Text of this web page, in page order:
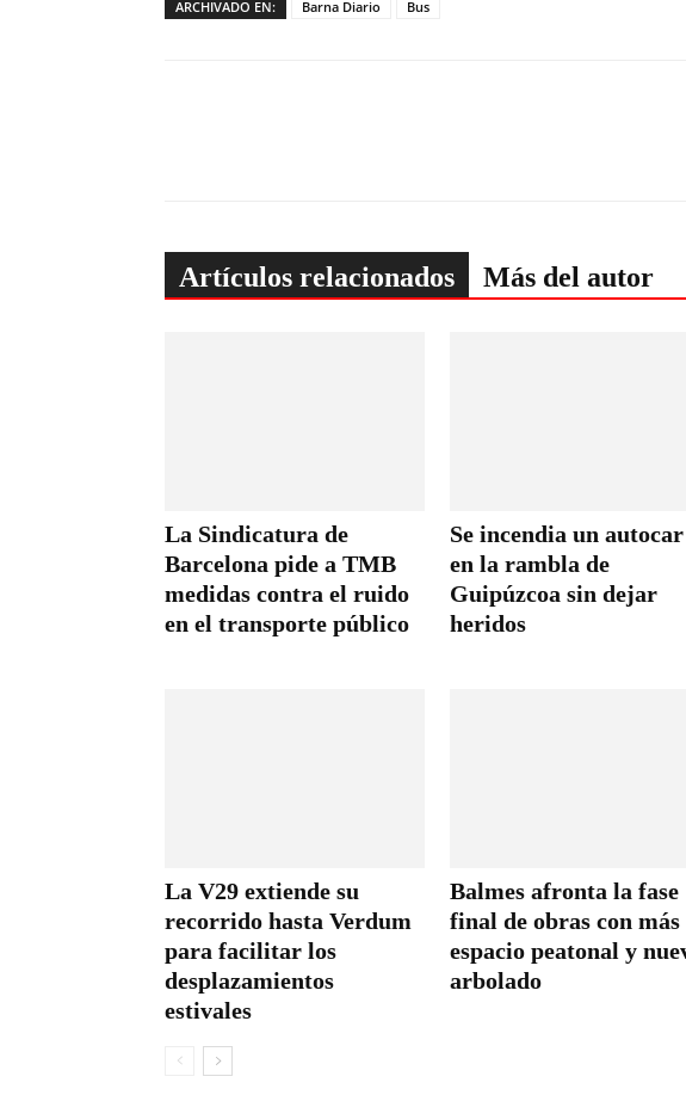
ARCHIVADO EN: Barna Diario Bus
Artículos relacionados Más del autor
La Sindicatura de
Barcelona pide a TMB
medidas contra el ruido
en el transporte público
Se incendia un autocar
en la rambla de
Guipúzcoa sin dejar
heridos
La V29 extiende su
recorrido hasta Verdum
para facilitar los
desplazamientos
estivales
Balmes afronta la fase
final de obras con más
espacio peatonal y
arbolado